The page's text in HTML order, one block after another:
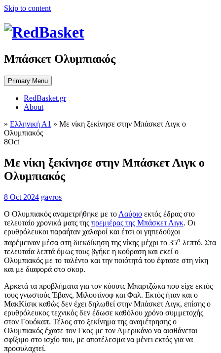
Skip to content
Μπάσκετ Ολυμπιακός
Primary Menu
RedBasket.gr
About
» Ελληνική Α1 » Με νίκη ξεκίνησε στην Μπάσκετ Λιγκ ο
Ολυμπιακός
8Oct
Με νίκη ξεκίνησε στην Μπάσκετ Λιγκ ο
Ολυμπιακός
8 Oct 2024 gavros
Ο Ολυμπιακός αναμετρήθηκε με το Λαύριο εκτός έδρας στο
τελευταίο χρονικά ματς της πρεμιέρας της Μπάσκετ Λιγκ. Οι
ερυθρόλευκοι παραήταν χαλαροί και έτσι οι γηπεδούχοι
παρέμειναν μέσα στη διεκδίκηση της νίκης μέχρι το 35ο λεπτό. Στα
τελευταία λεπτά όμως τους βγήκε η κούραση και εκεί ο
Ολυμπιακός με το ταλέντο και την ποιότητά του έφτασε στη νίκη
και με διαφορά στο σκορ.
Αρκετά τα προβλήματα για τον κόουτς Μπαρτζώκα που είχε εκτός
τους γνωστούς Έβανς, Μιλουτίνοφ και Φαλ. Εκτός ήταν και ο
ΜακΚίσικ καθώς δεν έχει δηλωθεί στην Μπάσκετ Λιγκ, επίσης ο
ερυθρόλευκος τεχνικός δεν έδωσε καθόλου χρόνο συμμετοχής
στον Γουόκαπ. Τέλος στο ξεκίνημα της αναμέτρησης ο
Ολυμπιακός έχασε τον Γκος με τον Αμερικάνο να αισθάνεται
σφίξιμο στο ισχίο του, με αποτέλεσμα να μένει εκτός για να
προφυλαχτεί.